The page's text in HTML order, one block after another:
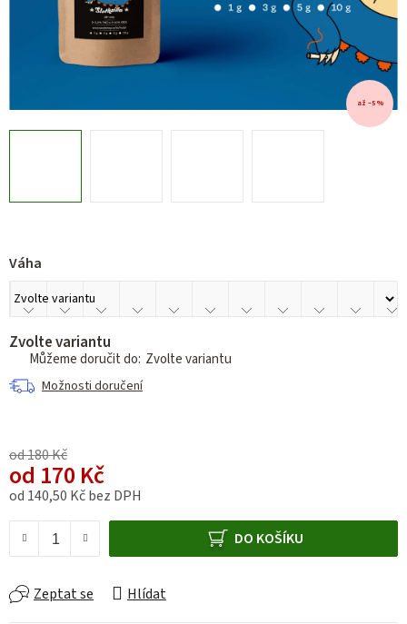
Váha
Zvolte variantu
Zvolte variantu
Možnosti doručení
od 180 Kč
od 170 Kč
od 140,50 Kčbez DPH
DO KOŠÍKU
Zeptat se Hlídat
až –5 %